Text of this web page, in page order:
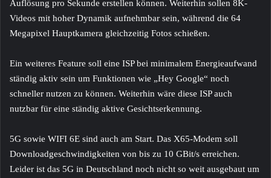
Auflösung pro Sekunde erstellen können. Weiterhin sollen 8K-
Videos mit hoher Dynamik aufnehmbar sein, während die 64
Megapixel Hauptkamera gleichzeitig Fotos schießen.
Ein weiteres Feature soll eine ISP bei minimalem Energieaufwand
ständig aktiv sein um Funktionen wie „Hey Google“ noch
schneller nutzen zu können. Weiterhin wäre diese ISP auch
nutzbar für eine ständig aktive Gesichtserkennung.
5G sowie WIFI 6E sind auch am Start. Das X65-Modem soll
Downloadgeschwindigkeiten von bis zu 10 GBit/s erreichen.
Leider ist das 5G in Deutschland noch nicht so weit ausgebaut um